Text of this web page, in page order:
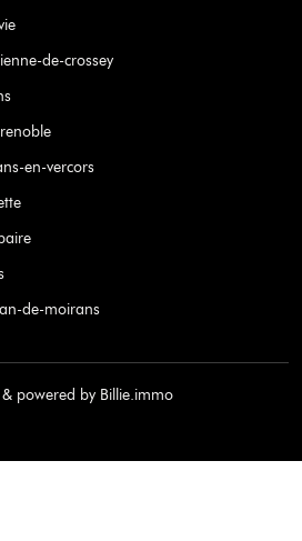
de-crossey
en-vercors
de-moirans
powered by Billie.immo